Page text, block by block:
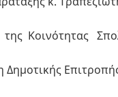
Κοινότητας